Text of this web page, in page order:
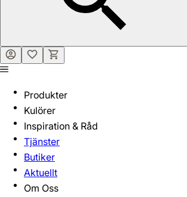
Produkter
Kulörer
Inspiration & Råd
Tjänster
Butiker
Aktuellt
Om Oss